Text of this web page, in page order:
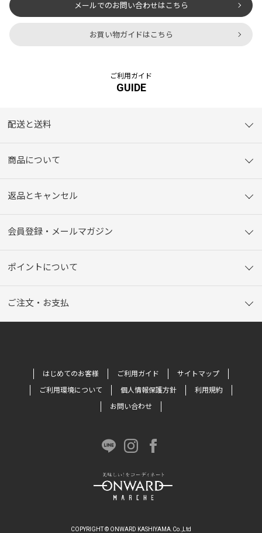
メールでのお問い合わせはこちら
お買い物ガイドはこちら
ご利用ガイド
GUIDE
配送と送料
商品について
返品とキャンセル
会員登録・メールマガジン
ポイントについて
ご注文・お支払
はじめてのお客様 ご利用ガイド
サイトマップ
ご利用環境について
個人情報保護方針
利用規約
お問い合わせ
COPYRIGHT © ONWARD KASHIYAMA.Co.,Ltd